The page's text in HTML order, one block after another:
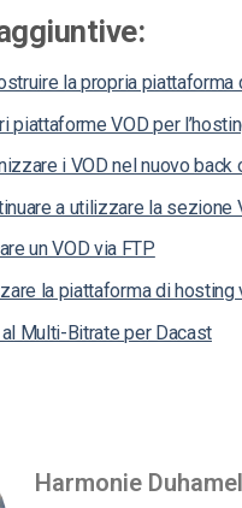
la propria piattaforma
piattaforme VOD per
i VOD nel nuovo back
a utilizzare la sezione
un VOD via FTP
la piattaforma di hosting
Multi-Bitrate per Dacast
Harmonie Duhamel